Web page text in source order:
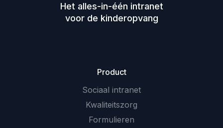
Het alles-in-één intranet
voor de kinderopvang
Product
Sociaal intranet
Kwaliteitszorg
Formulieren